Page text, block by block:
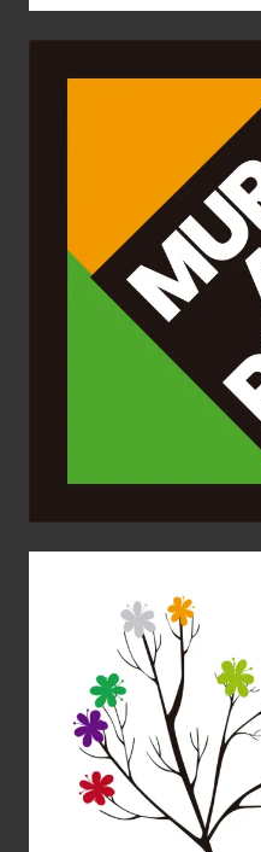
RENOVACIÓN
RÍO: UN PUZLE
Aplicaciones gráficas
Imagen
Jóvenes
Aplicaciones gráficas
Imagen